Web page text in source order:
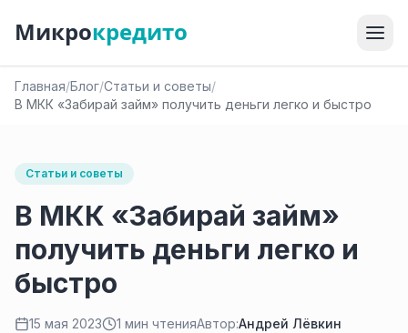
Микрокредито
Главная/Блог/Статьи и советы/
В МКК «Забирай займ» получить деньги легко и быстро
Статьи и советы
В МКК «Забирай займ»
получить деньги легко и
быстро
15 мая 2023 1 мин чтенияАвтор:Андрей Лёвкин